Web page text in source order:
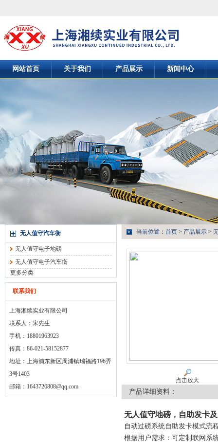
网站首页 关于我们 产品展示 新闻中心
无人值守汽车衡
无人值守电子地磅
无人值守电子汽车衡
更多分类
联系我们
上海湘续实业有限公司
联系人：宋先生
手机：18801963923
传真：86-021-58152877
地址：上海浦东新区周浦镇瑞福路196弄
3号1403
邮箱： 1643726808@qq.com
当前位置： 首页 > 产品展示 >
点击放大
产品详细资料：
无人值守地磅，自助发卡
自动过磅系统自助发卡模式流
根据用户需求：可定制联网系